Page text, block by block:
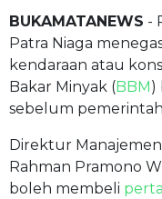
BUKAMATANEWS -
Patra Niaga
kendaraan atau
Bakar Minyak (BBM)
sebelum
Direktur Manajemen
Rahman Pramono
boleh membeli